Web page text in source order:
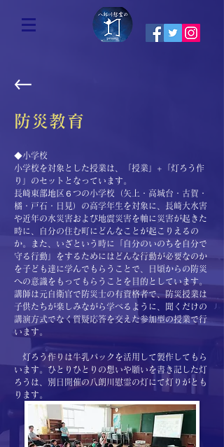
防災教育
​◆小学校
小学校を対象とした授業は、「授業」+「灯ろう作
り」のセットとなっています。
長崎東部地区６つの小学校（矢上・高城台・古賀・
橘・戸石・日見）の高学年生を対象に、長崎大水害
や近年の水災害および地震災害を軸に災害が起きた
時に、自分の住む町にどんなことが起こりえるの
か。また、いざという時に「自分のいのちを自分で
守る行動」をするためにはどんな行動が必要なのか
を子ども達に学んでもらうことで、日頃からの防災
への意識をもってもらうことを目的としています。
講師は元自衛官で防災士の有資格者で、防災授業は
子供たちが楽しみながら学べるように、聞くだけの
講演方式でなく質疑応答を交えた参加型の授業で行
います。
灯ろう作りは牛乳パックを活用して製作してもら
います。ひとりひとりの想いや願いを書き記した灯
ろうは、別日開催の八朗川慰霊の灯にて灯りがとも
ります。